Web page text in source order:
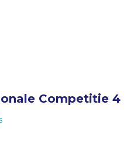
Competitie 4